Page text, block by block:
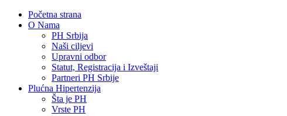
Početna strana
O Nama
PH Srbija
Naši ciljevi
Upravni odbor
Statut, Registracija i Izveštaji
Partneri PH Srbije
Plućna Hipertenzija
Šta je PH
Vrste PH